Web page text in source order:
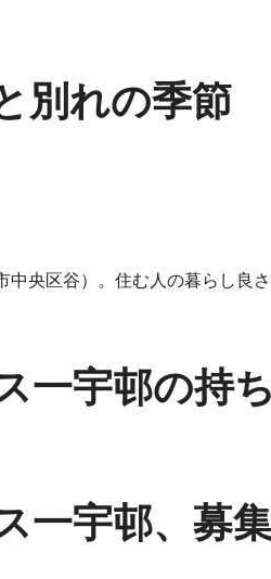
別れの季節
中央区谷）。住む人の暮らし良
一宇邨の持
一宇邨、募